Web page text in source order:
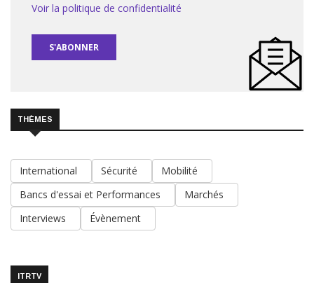
Voir la politique de confidentialité
S'ABONNER
THÈMES
International Sécurité
Mobilité
Bancs d'essai et Performances
Marchés
Interviews
Évènement
ITRTV